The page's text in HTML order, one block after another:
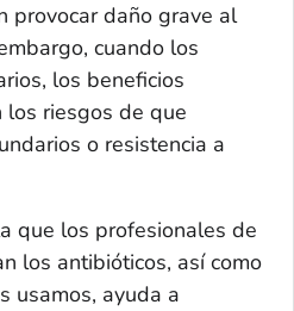
provocar daño grave al
cuando los
los beneficios
riesgos de que
o resistencia a
que los profesionales de
los antibióticos, así como
usamos, ayuda a